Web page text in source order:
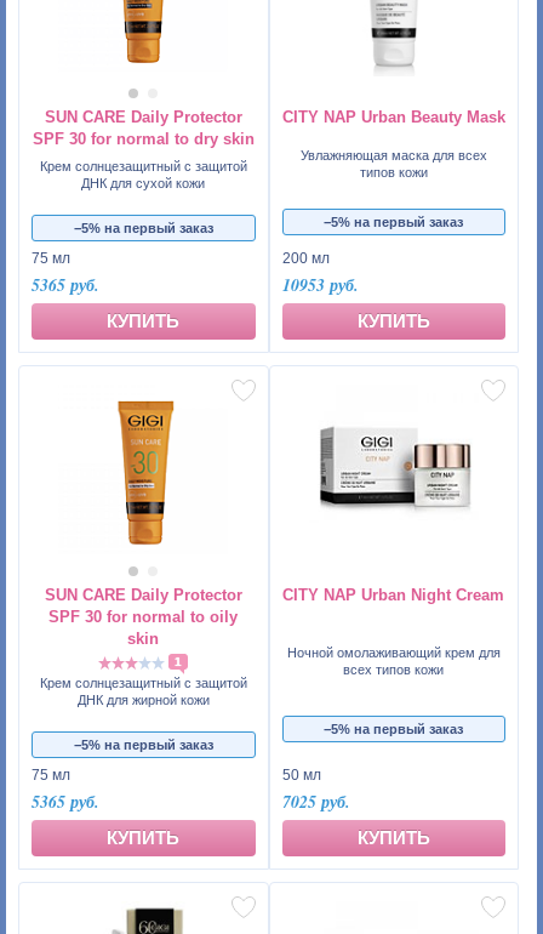
SUN CARE Daily Protector
SPF 30 for normal to dry skin
Крем солнцезащитный с защитой
ДНК для сухой кожи
−5% на первый заказ
75 мл
5365 руб.
КУПИТЬ
CITY NAP Urban Beauty Mask
Увлажняющая маска для всех
типов кожи
−5% на первый заказ
200 мл
10953 руб.
КУПИТЬ
SUN CARE Daily Protector
SPF 30 for normal to oily
skin
1
Крем солнцезащитный с защитой
ДНК для жирной кожи
−5% на первый заказ
75 мл
5365 руб.
КУПИТЬ
CITY NAP Urban Night Cream
Ночной омолаживающий крем для
всех типов кожи
−5% на первый заказ
50 мл
7025 руб.
КУПИТЬ